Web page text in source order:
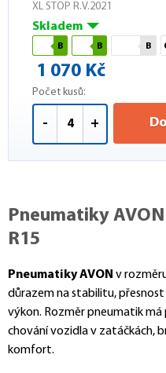
XL STOP R.V.2021
Skladem
B B B
1 070 Kč
Počet kusů:
- +
Pneumatiky
R15
Pneumatiky AVON v
důrazem na stabilitu,
výkon. Rozměr pneumatik
chování vozidla v zatáčkách,
komfort.